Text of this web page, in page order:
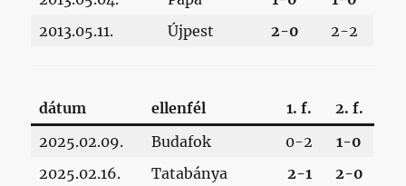
2013.05.11.
Újpest 2-0 2-2
dátum ellenfél 1. f.
2. f.
2025.02.09.
Budafok 0-2
1-0
2025.02.16.
Tatabánya 2-1
2-0